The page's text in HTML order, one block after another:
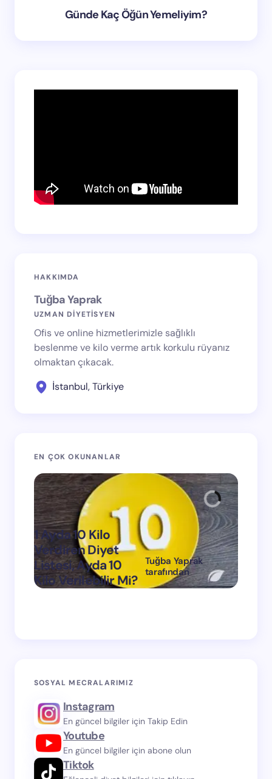
Günde Kaç Öğün Yemeliyim?
HAKKIMDA
Tuğba Yaprak
UZMAN DİYETİSYEN
Ofis ve online hizmetlerimizle sağlıklı
beslenme ve kilo verme artık korkulu rüyanız
olmaktan çıkacak.
İstanbul, Türkiye
EN ÇOK OKUNANLAR
1 Ayda 10 Kilo
Verdiren Diyet
Listesi, Ayda 10
Kilo Verilebilir Mi?
Tuğba Yaprak
tarafından
on Mart 11, 2024
SOSYAL MECRALARIMIZ
Instagram
En güncel bilgiler için Takip Edin
Youtube
En güncel bilgiler için abone olun
Tiktok